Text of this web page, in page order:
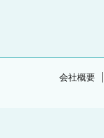
会社概要